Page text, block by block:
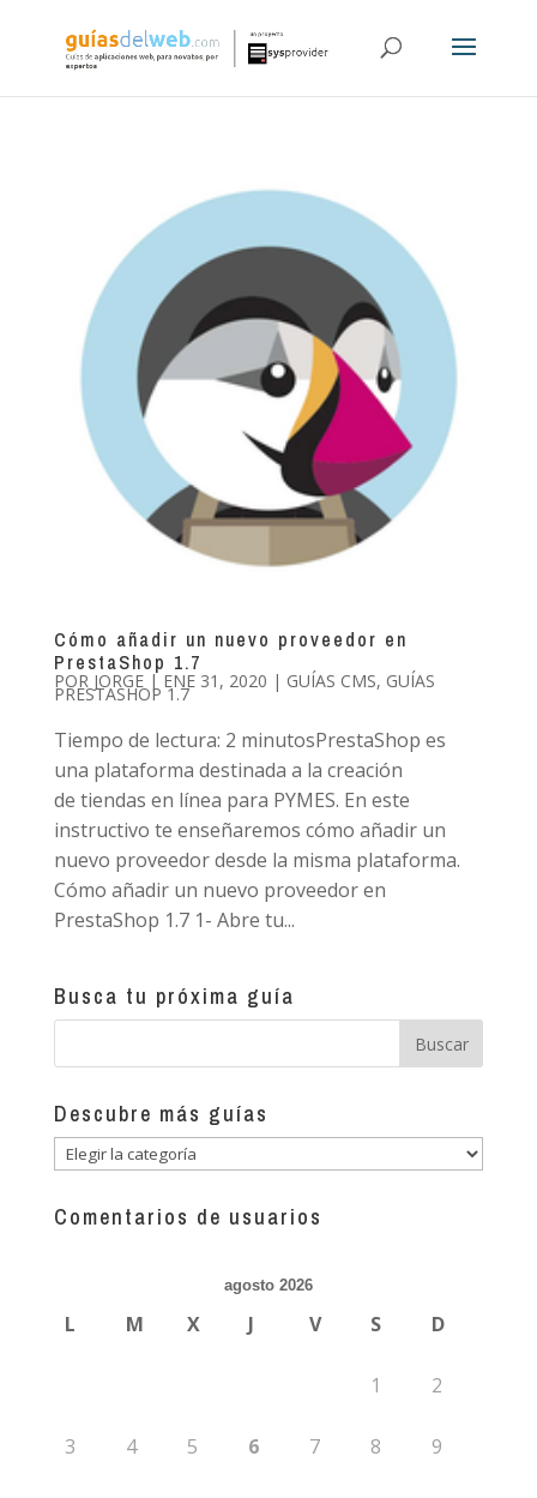
Cómo añadir un nuevo proveedor en
PrestaShop 1.7
POR JORGE| ENE 31, 2020 | GUÍAS CMS, GUÍAS
PRESTASHOP 1.7
Tiempo de lectura: 2 minutosPrestaShop es
una plataforma destinada a la creación
de tiendas en línea para PYMES. En este
instructivo te enseñaremos cómo añadir un
nuevo proveedor desde la misma plataforma.
Cómo añadir un nuevo proveedor en
PrestaShop 1.7 1- Abre tu...
Busca tu próxima guía
Descubre más guías
Descubre
guías
Comentarios de usuarios
agosto 2026
L M X J V S D
1 2
3 4 5 6 7 8 9